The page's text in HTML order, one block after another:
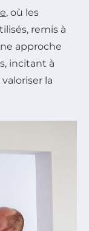
, où les
remis à
approche
incitant à
la